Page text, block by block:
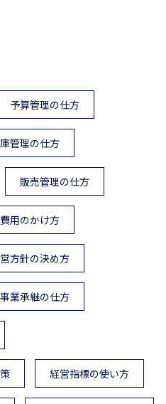
予算管理の仕方
管理の仕方
販売管理の仕方
費用のかけ方
方針の決め方
事業承継の仕方
経営指標の使い方